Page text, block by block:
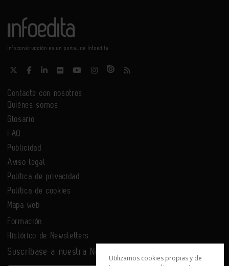
Infoconstrucción es un portal de Infoedita
Contacte con nosotros
Quiénes somos
Glosario
FAQ
Publicidad
Aviso legal
Política de privacidad
Política de cookies
Mapa web
Formación
Histórico de Newsletters
Suscríbase a nuestra Newsletter
Utilizamos cookies propias y de